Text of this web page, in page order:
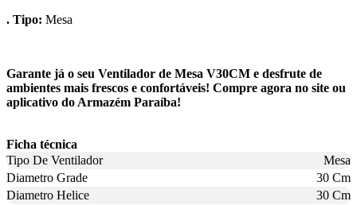
. Tipo: Mesa
Garante já o seu Ventilador de Mesa V30CM e desfrute de
ambientes mais frescos e confortáveis! Compre agora no site ou
aplicativo do Armazém Paraíba!
Ficha técnica
Tipo De Ventilador
Mesa
Diametro Grade
30 Cm
Diametro Helice
30 Cm